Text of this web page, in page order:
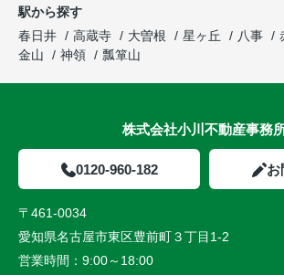
駅から探す
春日井
高蔵寺 大曽根 星ヶ丘 八事
金山
神領 瓢箪山
株式会社小川不動産事務
0120-960-182 お
〒461-0034
愛知県名古屋市東区豊前町３丁目1-2
営業時間： 9:00～18:00